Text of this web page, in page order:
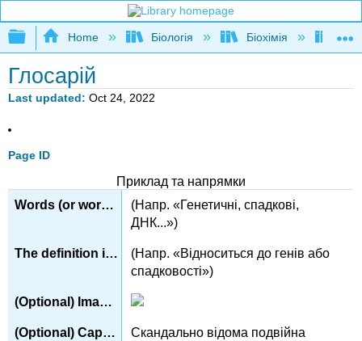
Expand/collapse global hierarchy
Home Біологія Біохімія
Глосарій
Last updated Oct 24, 2022
Page ID
Приклад та напрямки
(Напр. «Генетичні, спадкові,
ДНК...»)
(Напр. «Відноситься до генів або
спадковості»)
Скандально відома подвійна